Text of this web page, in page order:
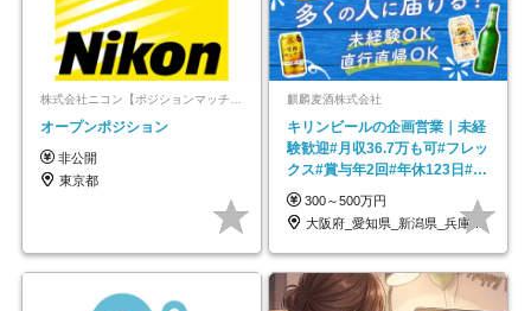
オープンポジション
非公開
東京都
麒麟麦酒株式会社
キリンビールの企画営業｜未経
験歓迎#月収36.7万も可#フレッ
クス#賞与年2回#年休123日#完
全週休2日制
300～500万円
大阪府_愛知県_新潟県_兵庫県_福岡県